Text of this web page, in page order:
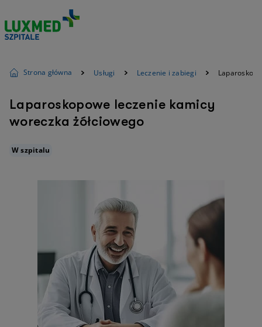
Strona główna Usługi Leczenie i zabiegi
Laparoskopowe leczenie kamicy
woreczka żółciowego
W szpitalu